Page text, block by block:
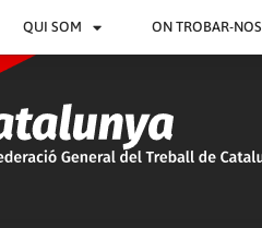
QUI SOM ON TROBAR-NOS